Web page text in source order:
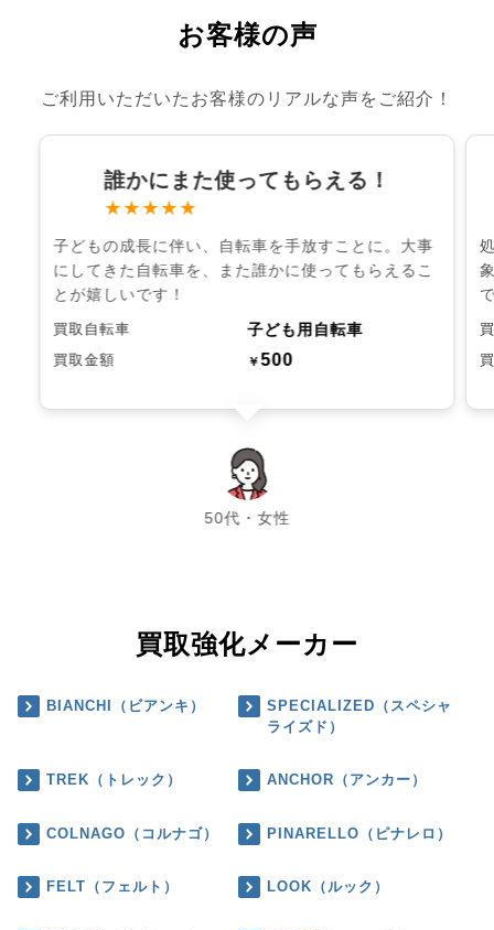
お客様の声
ご利用いただいたお客様のリアルな声をご紹介！
誰かにまた使ってもらえる！
★★★★★
子どもの成長に伴い、自転車を手放すことに。大事
にしてきた自転車を、また誰かに使ってもらえるこ
とが嬉しいです！
買取自転車 子ども用自転車
買取金額 ￥500
50代・女性
chevron_left chevron_right
買取強化メーカー
BIANCHI（ビアンキ）
SPECIALIZED（スペシャ
ライズド）
TREK（トレック） ANCHOR（アンカー）
COLNAGO（コルナゴ） PINARELLO（ピナレロ）
FELT（フェルト） LOOK（ルック）